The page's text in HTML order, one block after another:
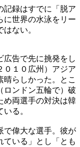
記録はすでに「脱ア
に世界の水泳をリー
ない。
広告で先に挑発をし
０１０広州）アジア
らしかった。とこ
ロンドン五輪で）破
め両選手の対決は韓
る。
で偉大な選手。彼が
ている」とし「とも